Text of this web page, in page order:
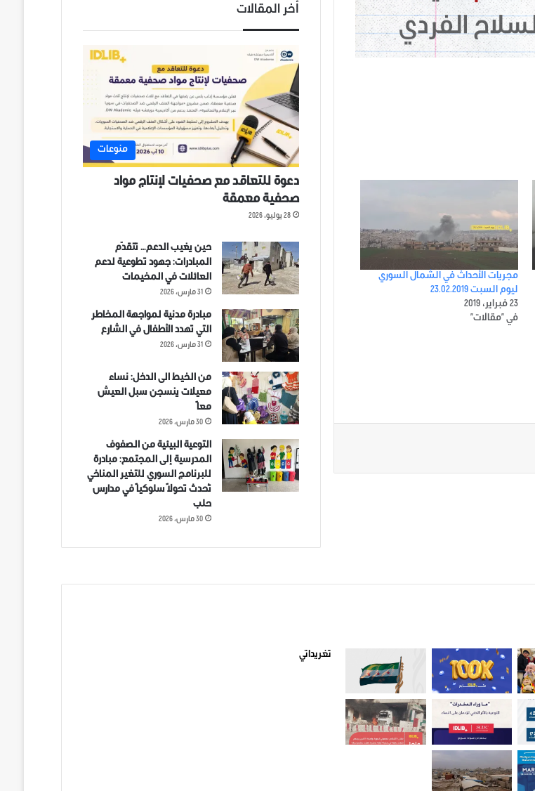
مجريات الأحداث في الشمال السوري
ليوم السبت 23.02.2019
23 فبراير، 2019
في "مقالات"
أخر المقالات
منوعات
دعوة للتعاقد مع صحفيات لإنتاج مواد
صحفية معمقة
28 يوليو، 2026
حين يغيب الدعم… تتقدّم
المبادرات: جهود تطوعية لدعم
العائلات في المخيمات
31 مارس، 2026
مبادرة مدنية لمواجهة المخاطر
التي تهدد الأطفال في الشارع
31 مارس، 2026
من الخيط الى الدخل: نساء
معيلات ينسجن سبل العيش
معاً
30 مارس، 2026
التوعية البيئية من الصفوف
المدرسية إلى المجتمع: مبادرة
للبرنامج السوري للتغير المناخي
تُحدث تحولاً سلوكياً في مدارس
حلب
30 مارس، 2026
تغريداتي